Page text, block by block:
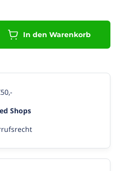
In den Warenkorb
Shops